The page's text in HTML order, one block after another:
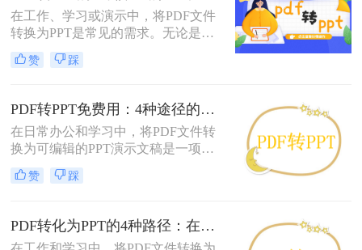
文档整合。
在工作、学习或演示中，将PDF文件
转换为PPT是常见的需求。无论是整
合报告、课件，还是优化文档展示，
都需要一种高效且保留原格式的方
是几种常用方法的详细解析，帮助你
快速上手。
赞 踩
PDF转PPT免费用：4种途径的转换精度和排版保留能力对比！
在日常办公和学习中，将PDF文件转
换为可编辑的PPT演示文稿是一项高
频需求。无论是需要修改过时的课
件、提取报告中的数据制作新方案，
速且免费地完成格式转换都能极大提
升工作效率。那么如何免费把pdf转成
赞 踩
PDF转化为PPT的4种路径：在线、客户端、插件和手动各有什么区别！